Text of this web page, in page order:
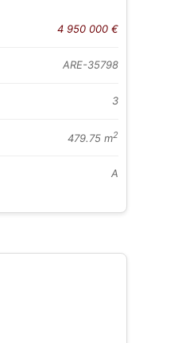
4 950 000 €
ARE-35798
3
479.75 m2
A